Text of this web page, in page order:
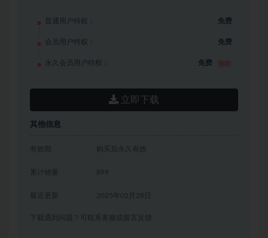
普通用户特权： 免费
会员用户特权： 免费
永久会员用户特权： 免费
立即下载
其他信息
有效期 购买后永久有效
累计销量 899
2025年02月28日
下载遇到问题？可联系客服或留言反馈